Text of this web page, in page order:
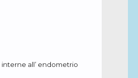
all’ endometrio